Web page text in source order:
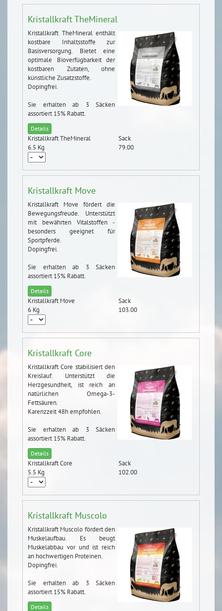
Kristallkraft TheMineral
Kristallkraft TheMineral enthält
kostbare Inhaltsstoffe zur
Basisversorgung. Bietet eine
optimale Bioverfügbarkeit der
kostbaren Zutaten, ohne
künstliche Zusatzstoffe.
Dopingfrei.
Sie erhalten ab 3 Säcken
assortiert 15% Rabatt.
Details
Kristallkraft TheMineral
Sack
6.5 Kg
79.00
Kristallkraft Move
Kristallkraft Move fördert die
Bewegungsfreude. Unterstützt
mit bewährten Vitalstoffen -
besonders geeignet für
Sportpferde.
Dopingfrei.
Sie erhalten ab 3 Säcken
assortiert 15% Rabatt.
Details
Kristallkraft Move
Sack
6 Kg
103.00
Kristallkraft Core
Kristallkraft Core stabilisiert den
Kreislauf. Unterstützt die
Herzgesundheit, ist reich an
natürlichen Omega-3-
Fettsäuren.
Karenzzeit 48h empfohlen.
Sie erhalten ab 3 Säcken
assortiert 15% Rabatt.
Details
Kristallkraft Core
Sack
5.5 Kg
102.00
Kristallkraft Muscolo
Kristallkraft Muscolo fördert den
Muskelaufbau. Es beugt
Muskelabbau vor und ist reich
an hochwertigen Proteinen.
Dopingfrei.
Sie erhalten ab 3 Säcken
assortiert 15% Rabatt.
Details